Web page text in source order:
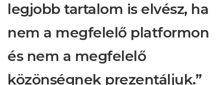
legjobb tartalom is elvész, ha
nem a megfelelő platformon
és nem a megfelelő
közönségnek prezentáljuk.”